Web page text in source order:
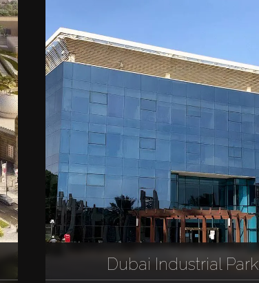
Dubai Industrial Park